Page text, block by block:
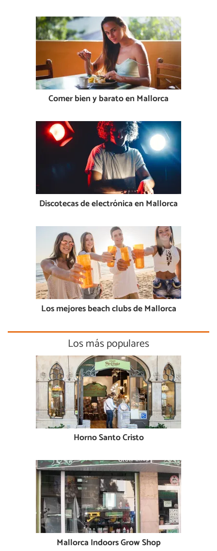
Comer bien y barato en Mallorca
Discotecas de electrónica en Mallorca
Los mejores beach clubs de Mallorca
Los más populares
Horno Santo Cristo
Mallorca Indoors Grow Shop